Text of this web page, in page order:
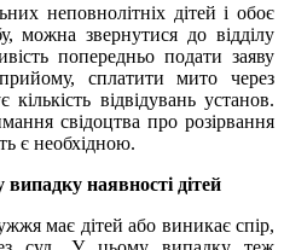
неповнолітніх дітей і обоє
можна звернутися до відділу
попередньо подати заяву
сплатити мито через
відвідувань установ.
свідоцтва про розірвання
є необхідною.
випадку наявності дітей
має дітей або виникає спір,